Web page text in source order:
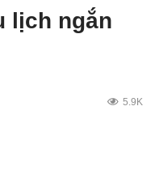
lịch ngắn
5.9K